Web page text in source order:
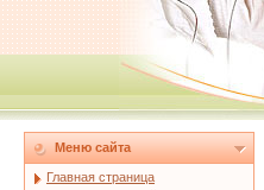
Меню сайта
Главная страница